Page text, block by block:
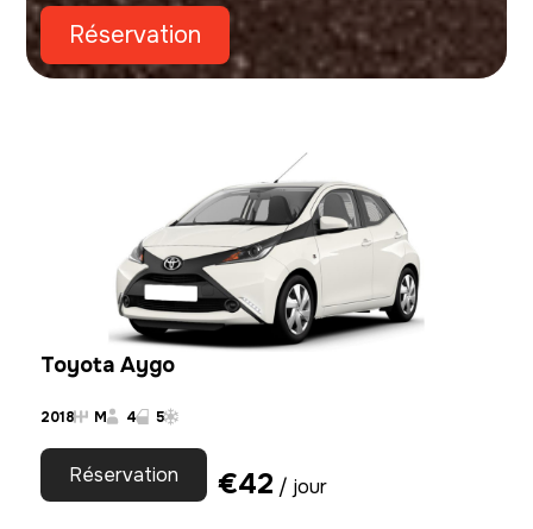
Réservation
Toyota Aygo
2018 M 4 5
Réservation €42 / jour